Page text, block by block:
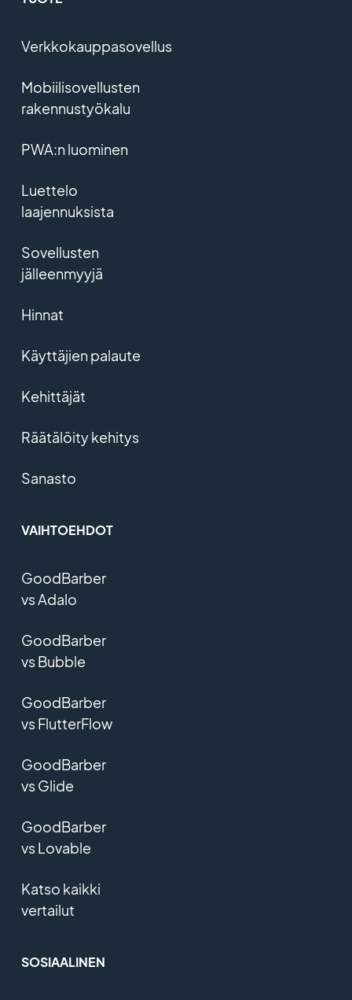
Verkkokauppasovellus
Mobiilisovellusten
rakennustyökalu
PWA:n luominen
Luettelo
laajennuksista
Sovellusten
jälleenmyyjä
Hinnat
Käyttäjien palaute
Kehittäjät
Räätälöity kehitys
Sanasto
VAIHTOEHDOT
GoodBarber
vs Adalo
GoodBarber
vs Bubble
GoodBarber
vs FlutterFlow
GoodBarber
vs Glide
GoodBarber
vs Lovable
Katso kaikki
vertailut
SOSIAALINEN